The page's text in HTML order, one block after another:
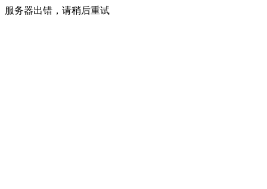
服务器出错，请稍后重试